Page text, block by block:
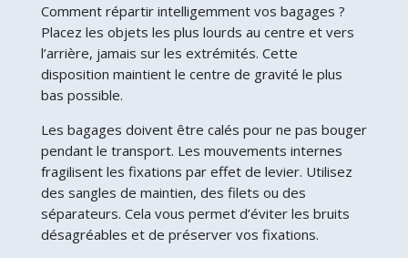
Comment répartir intelligemment vos bagages ?
Placez les objets les plus lourds au centre et vers
l’arrière, jamais sur les extrémités. Cette
disposition maintient le centre de gravité le plus
bas possible.
Les bagages doivent être calés pour ne pas bouger
pendant le transport. Les mouvements internes
fragilisent les fixations par effet de levier. Utilisez
des sangles de maintien, des filets ou des
séparateurs. Cela vous permet d’éviter les bruits
désagréables et de préserver vos fixations.